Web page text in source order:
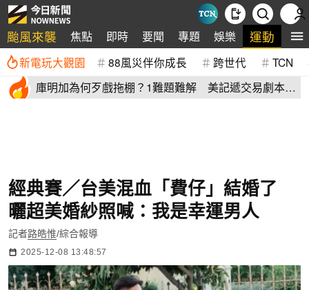
颱風來襲 焦點 即時 要聞 專題 娛樂 運動 全
新電玩大觀園 88風災伴你成長 跨世代 TCN
庫明加為何歹戲拖棚？1難題難解 美記遞交易劇本：
經典賽／台美混血「費仔」結婚了
曬超美婚紗照喊：我是幸運男人
記者路皓惟/綜合報導
2025-12-08 13:48:57